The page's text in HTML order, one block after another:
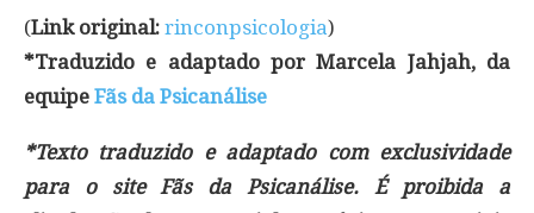
(Link original: rinconpsicologia)
*Traduzido e adaptado por Marcela Jahjah, da
equipe Fãs da Psicanálise
*Texto traduzido e adaptado com exclusividade
para o site Fãs da Psicanálise. É proibida a